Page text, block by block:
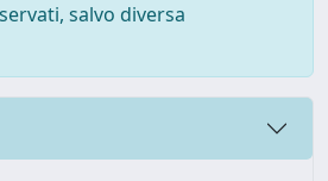
salvo diversa